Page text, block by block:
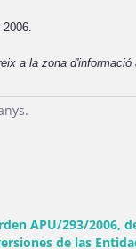
a la zona d'informació
APU/293/
de las